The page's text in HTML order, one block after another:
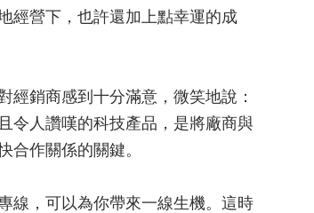
經營下，也許還加上點幸運的成
經銷商感到十分滿意，微笑地說：
令人讚嘆的科技產品，是將廠商與
合作關係的關鍵。
線，可以為你帶來一線生機。這時